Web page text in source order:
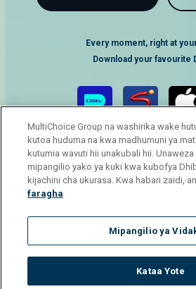
Every moment, right at
Download your favourite
MultiChoice Group na washirika wake
kutoa huduma na kwa madhumuni ya
kutumia wavuti hii unakubali hii.
mipangilio yako ya kuki kwa kubofya
kijachini cha ukurasa. Kwa habari zaidi,
faragha
Mipangilio ya
Kataa Yote